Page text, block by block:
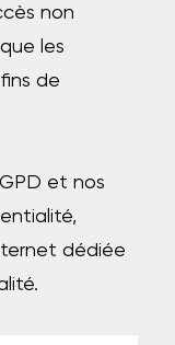
non
les
de
et nos
dédiée